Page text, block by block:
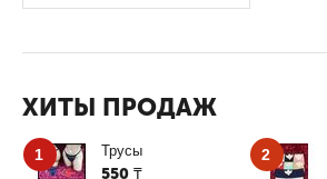
ХИТЫ ПРОДАЖ
1 Трусы
550 ₸
2